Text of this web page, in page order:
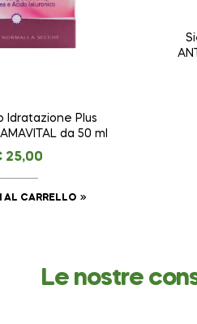
Idratazione Plus
da 50 ml
25,00
AL CARRELLO
Le nostre